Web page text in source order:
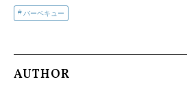
バーベキュー
AUTHOR